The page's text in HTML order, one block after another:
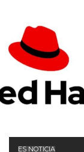
ES NOTICIA